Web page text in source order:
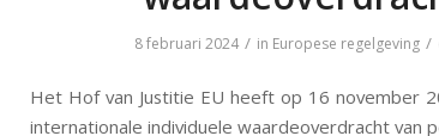
8 februari 2024 / in Europese regelgeving /
Het Hof van Justitie EU heeft op 16 november
internationale individuele waardeoverdracht van